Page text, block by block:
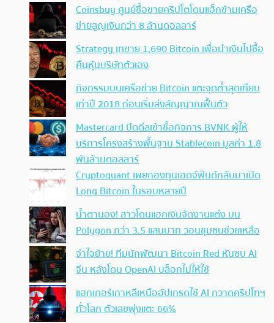
Coinsbuy ศูนย์ซื้อขายคริปโตโดนแฮ็กข้ามเครือ
ข่ายสูญเงินกว่า 8 ล้านดอลลาร์
Strategy เทขาย 1,690 Bitcoin เพื่อนำเงินไปซื้อ
คืนหุ้นบริษัทตัวเอง
กิจกรรมบนเครือข่าย Bitcoin แตะจุดต่ำสุดเทียบ
เท่าปี 2018 ก่อนเริ่มส่งสัญญาณฟื้นตัว
Mastercard ปิดดีลเข้าซื้อกิจการ BVNK ผู้ให้
บริการโครงสร้างพื้นฐาน Stablecoin มูลค่า 1.8
พันล้านดอลลาร์
Cryptoquant เผยกองทุนเฮดจ์ฟันด์กลับมาเปิด
Long Bitcoin ในรอบหลายปี
น้ำตานอง! สาวโดนแฮกเงินจัดงานแต่ง บน
Polygon กว่า 3.5 แสนบาท วอนชุมชนช่วยเหลือ
จำใจย้าย! ทีมนักพัฒนา Bitcoin Red หันซบ AI
จีน หลังโดน OpenAI บล็อกไม่ให้ใช้
แฮกเกอร์เกาหลีเหนืออัปเกรดใช้ AI กวาดคริปโทฯ
ทั่วโลก ตัวเลขพุ่งแตะ 66%